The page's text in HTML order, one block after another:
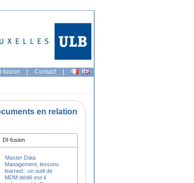
fusion | Contact |
en relation
DI-fusion
Master Data
Management, lessons
learned : un outil de
MDM dédié est-il